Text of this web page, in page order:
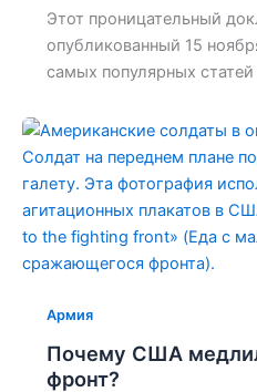
Этот проницательный
опубликованный 15
самых популярных статей
Армия
Почему США
фронт?